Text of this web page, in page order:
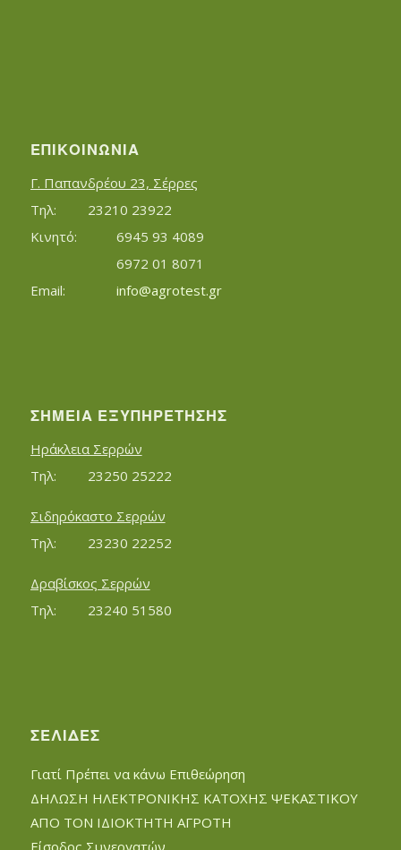
ΕΠΙΚΟΙΝΩΝΊΑ
Γ. Παπανδρέου 23, Σέρρες
Τηλ:		23210 23922
Κινητό:		6945 93 4089
			6972 01 8071
info@agrotest.gr
ΣΗΜΕΊΑ ΕΞΥΠΗΡΈΤΗΣΗΣ
Ηράκλεια Σερρών
Τηλ:		23250 25222
Σιδηρόκαστο Σερρών
Τηλ:		23230 22252
Δραβίσκος Σερρών
Τηλ:		23240 51580
ΣΕΛΊΔΕΣ
Γιατί Πρέπει να κάνω Επιθεώρηση
ΔΗΛΩΣΗ ΗΛΕΚΤΡΟΝΙΚΗΣ ΚΑΤΟΧΗΣ ΨΕΚΑΣΤΙΚΟΥ
ΑΠΟ ΤΟΝ ΙΔΙΟΚΤΗΤΗ ΑΓΡΟΤΗ